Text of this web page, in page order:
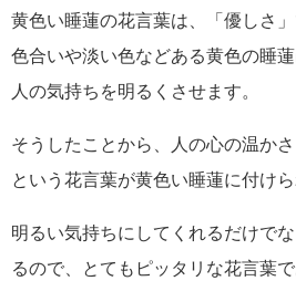
黄色い睡蓮の花言葉は、「優しさ
色合いや淡い色などある黄色の睡
人の気持ちを明るくさせます。
そうしたことから、人の心の温か
という花言葉が黄色い睡蓮に付けら
明るい気持ちにしてくれるだけで
るので、とてもピッタリな花言葉で